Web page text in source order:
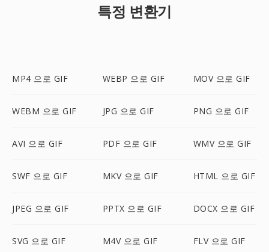
특정 변환기
MP4 으로 GIF WEBP 으로 GIF MOV 으로 GIF
WEBM 으로 GIF JPG 으로 GIF PNG 으로 GIF
AVI 으로 GIF PDF 으로 GIF WMV 으로 GIF
SWF 으로 GIF MKV 으로 GIF HTML 으로 GIF
JPEG 으로 GIF PPTX 으로 GIF DOCX 으로 GIF
SVG 으로 GIF M4V 으로 GIF FLV 으로 GIF